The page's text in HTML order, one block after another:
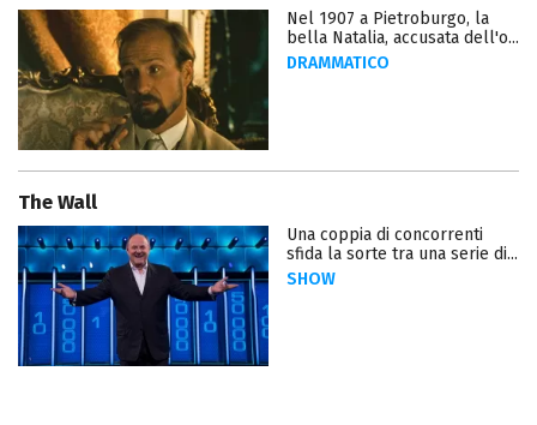
Nel 1907 a Pietroburgo, la
bella Natalia, accusata dell'o...
DRAMMATICO
The Wall
Una coppia di concorrenti
sfida la sorte tra una serie di...
SHOW